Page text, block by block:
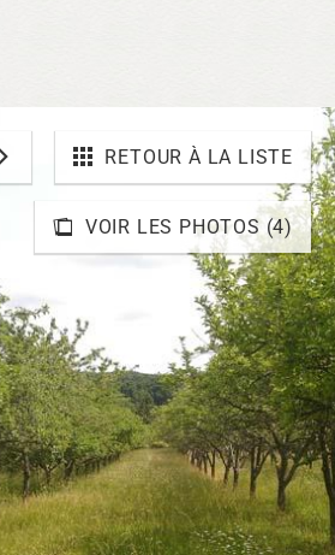
VOIR LES PHOTOS (4)
RETOUR À LA LISTE